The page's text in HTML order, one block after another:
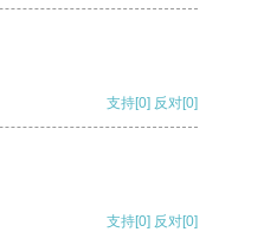
支持[0] 反对[0]
支持[0] 反对[0]